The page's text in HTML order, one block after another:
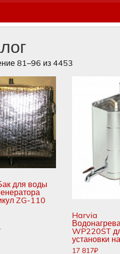
81–96 из 4453
для воды
ZG-110
Harvia
WP220ST
установки
17 817₽